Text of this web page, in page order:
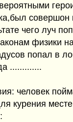
совершон
чего луч
физики
попал в
.............
человек
курения